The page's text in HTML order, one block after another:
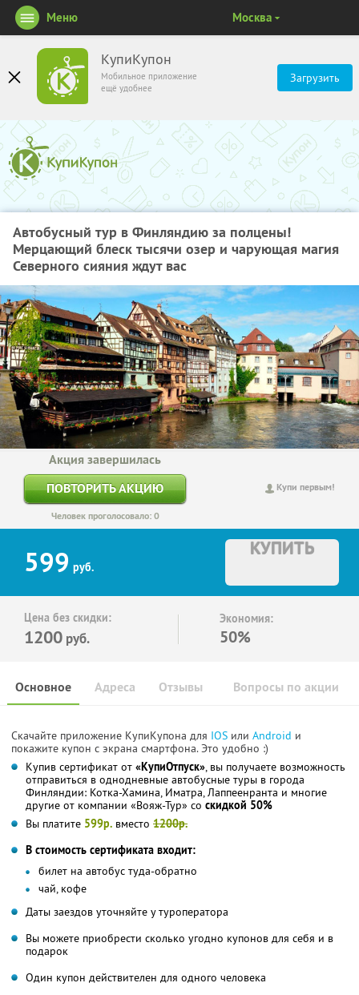
КупиКупон
Мобильное приложение
ещё удобнее
Загрузить
Меню Москва
Автобусный тур в Финляндию за полцены!
Мерцающий блеск тысячи озер и чарующая магия
Северного сияния ждут вас
Купи первым!
Акция завершилась
ПОВТОРИТЬ АКЦИЮ
Человек проголосовало: 0
599 руб.
КУПИТЬ
Цена без скидки:
1200 руб.
Экономия:
50%
Основное Отзывы Вопросы по акции
Адреса
Скачайте приложение КупиКупона для IOS или Android и
покажите купон с экрана смартфона. Это удобно :)
Купив сертификат от «КупиОтпуск», вы получаете возможность
отправиться в однодневные автобусные туры в города
Финляндии: Котка-Хамина, Иматра, Лаппеенранта и многие
другие от компании «Вояж-Тур» со скидкой 50%
Вы платите 599р. вместо 1200р.
В стоимость сертификата входит:
билет на автобус туда-обратно
чай, кофе
Даты заездов уточняйте у туроператора
Вы можете приобрести сколько угодно купонов для себя и в
подарок
Один купон действителен для одного человека